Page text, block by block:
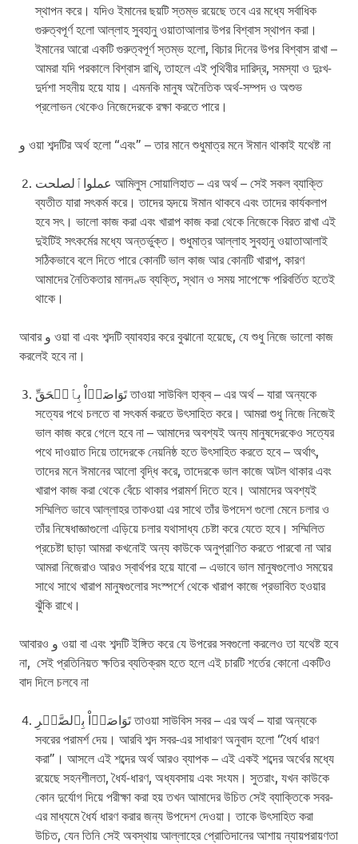
স্থাপন করে। যদিও ইমানের ছয়টি স্তম্ভ রয়েছে তবে এর মধ্যে সর্বাধিক
গুরুত্বপূর্ণ হলো আল্লাহ সুবহানু ওয়াতাআলার উপর বিশ্বাস স্থাপন করা।
ইমানের আরো একটি গুরুত্বপূর্ণ স্তম্ভ হলো, বিচার দিনের উপর বিশ্বাস রাখা –
আমরা যদি পরকালে বিশ্বাস রাখি, তাহলে এই পৃথিবীর দারিদ্র, সমস্যা ও দুঃখ-
দুর্দশা সহনীয় হয়ে যায়। এমনকি মানুষ অনৈতিক অর্থ-সম্পদ ও অশুভ
প্রলোভন থেকেও নিজেদেরকে রক্ষা করতে পারে।
و ওয়া শব্দটির অর্থ হলো “এবং” – তার মানে শুধুমাত্র মনে ঈমান থাকাই যথেষ্ট না
عملواٱلصلحت আমিলুস সোয়ালিহাত – এর অর্থ – সেই সকল ব্যাক্তি
ব্যতীত যারা সৎকর্ম করে। তাদের হৃদয়ে ঈমান থাকবে এবং তাদের কার্যকলাপ
হবে সৎ। ভালো কাজ করা এবং খারাপ কাজ করা থেকে নিজেকে বিরত রাখা এই
দুইটিই সৎকর্মের মধ্যে অন্তর্ভুক্ত। শুধুমাত্র আল্লাহ সুবহানু ওয়াতাআলাই
সঠিকভাবে বলে দিতে পারে কোনটি ভাল কাজ আর কোনটি খারাপ, কারণ
আমাদের নৈতিকতার মানদণ্ড ব্যক্তি, স্থান ও সময় সাপেক্ষে পরিবর্তিত হতেই
থাকে।
আবার و ওয়া বা এবং শব্দটি ব্যাবহার করে বুঝানো হয়েছে, যে শুধু নিজে ভালো কাজ
করলেই হবে না।
تَوَاصَوۡاْ بِٱلۡحَقِّ তাওয়া সাউবিল হাক্ব – এর অর্থ – যারা অন্যকে
সত্যের পথে চলতে বা সৎকর্ম করতে উৎসাহিত করে। আমরা শুধু নিজে নিজেই
ভাল কাজ করে গেলে হবে না – আমাদের অবশ্যই অন্য মানুষদেরকেও সত্যের
পথে দাওয়াত দিয়ে তাদেরকে নেয়নিষ্ঠ হতে উৎসাহিত করতে হবে – অর্থাৎ,
তাদের মনে ঈমানের আলো বৃদ্ধি করে, তাদেরকে ভাল কাজে অটল থাকার এবং
খারাপ কাজ করা থেকে বেঁচে থাকার পরামর্শ দিতে হবে। আমাদের অবশ্যই
সম্মিলিত ভাবে আল্লাহর তাকওয়া এর সাথে তাঁর উপদেশ গুলো মেনে চলার ও
তাঁর নিষেধাজ্ঞাগুলো এড়িয়ে চলার যথাসাধ্য চেষ্টা করে যেতে হবে। সম্মিলিত
প্রচেষ্টা ছাড়া আমরা কখনোই অন্য কাউকে অনুপ্রাণিত করতে পারবো না আর
আমরা নিজেরাও আরও স্বার্থপর হয়ে যাবো – এভাবে ভাল মানুষগুলোও সময়ের
সাথে সাথে খারাপ মানুষগুলোর সংস্পর্শে থেকে খারাপ কাজে প্রভাবিত হওয়ার
ঝুঁকি রাখে।
আবারও و ওয়া বা এবং শব্দটি ইঙ্গিত করে যে উপরের সবগুলো করলেও তা যথেষ্ট হবে
না, সেই প্রতিনিয়ত ক্ষতির ব্যতিক্রম হতে হলে এই চারটি শর্তের কোনো একটিও
বাদ দিলে চলবে না
تَوَاصَوۡاْ بِٱلصَّبۡرِ তাওয়া সাউবিস সবর – এর অর্থ – যারা অন্যকে
সবরের পরামর্শ দেয়। আরবি শব্দ সবর-এর সাধারণ অনুবাদ হলো “ধৈর্য ধারণ
করা”। আসলে এই শব্দের অর্থ আরও ব্যাপক – এই একই শব্দের অর্থের মধ্যে
রয়েছে সহনশীলতা, ধৈর্য-ধারণ, ​​অধ্যবসায় এবং সংযম। সুতরাং, যখন কাউকে
কোন দুর্যোগ দিয়ে পরীক্ষা করা হয় তখন আমাদের উচিত সেই ব্যাক্তিকে সবর-
এর মাধ্যমে ধৈর্য ধারণ করার জন্য উপদেশ দেওয়া। তাকে উৎসাহিত করা
উচিত, যেন তিনি সেই অবস্থায় আল্লাহের প্রোতিদানের আশায় ন্যায়পরায়ণতা